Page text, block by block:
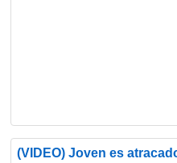
(VIDEO) Joven es